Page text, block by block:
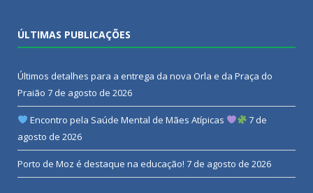
ÚLTIMAS PUBLICAÇÕES
Últimos detalhes para a entrega da nova Orla e da Praça do
Praião 7 de agosto de 2026
Encontro pela Saúde Mental de Mães Atípicas
7 de
agosto de 2026
Porto de Moz é destaque na educação! 7 de agosto de 2026